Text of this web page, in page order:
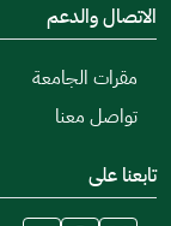
الاتصال والدعم
مقرات الجامعة
تواصل معنا
تابعنا على